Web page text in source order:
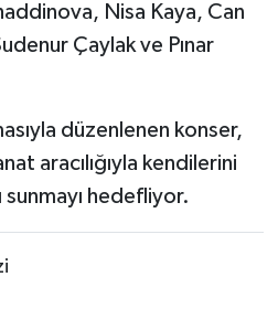
Nisa Kaya, Can
Çaylak ve Pınar
düzenlenen konser,
aracılığıyla kendilerini
hedefliyor.